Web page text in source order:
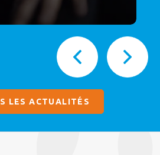
LES ACTUALITÉS